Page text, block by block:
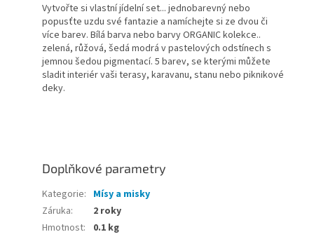
Vytvořte si vlastní jídelní set... jednobarevný nebo
popusťte uzdu své fantazie a namíchejte si ze dvou či
více barev. Bílá barva nebo barvy ORGANIC kolekce..
zelená, růžová, šedá modrá v pastelových odstínech s
jemnou šedou pigmentací. 5 barev, se kterými můžete
sladit interiér vaši terasy, karavanu, stanu nebo piknikové
deky.
Doplňkové parametry
Kategorie: Mísy a misky
Záruka:
2 roky
Hmotnost:
0.1 kg